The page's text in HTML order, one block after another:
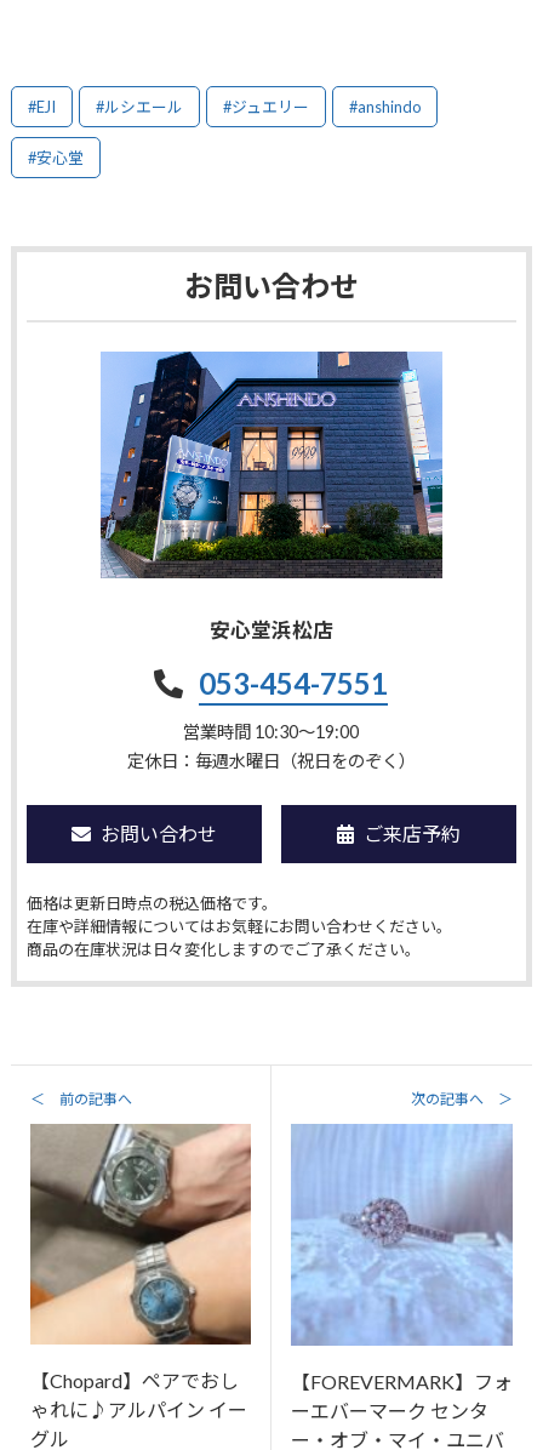
#EJI #ルシエール #ジュエリー #anshindo
#安心堂
お問い合わせ
安心堂浜松店
053-454-7551
営業時間 10:30〜19:00
定休日：毎週水曜日（祝日をのぞく）
お問い合わせ ご来店予約
価格は更新日時点の税込価格です。
在庫や詳細情報についてはお気軽にお問い合わせください。
商品の在庫状況は日々変化しますのでご了承ください。
＜ 前の記事へ
【Chopard】ペアでおし
ゃれに♪アルパイン イー
グル
次の記事へ ＞
【FOREVERMARK】フォ
ーエバーマーク センタ
ー・オブ・マイ・ユニバ